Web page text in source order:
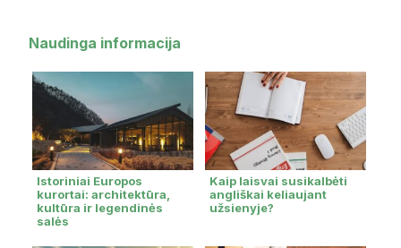
Naudinga informacija
Istoriniai Europos
kurortai: architektūra,
kultūra ir legendinės
salės
Kaip laisvai susikalbėti
angliškai keliaujant
užsienyje?